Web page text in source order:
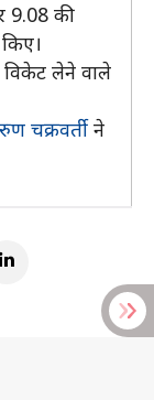
9.08 की
लेने वाले
चक्रवर्तीने